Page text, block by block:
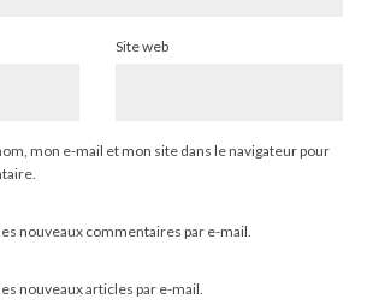
Site web
mon e-mail et mon site dans le navigateur pour
nouveaux commentaires par e-mail.
nouveaux articles par e-mail.